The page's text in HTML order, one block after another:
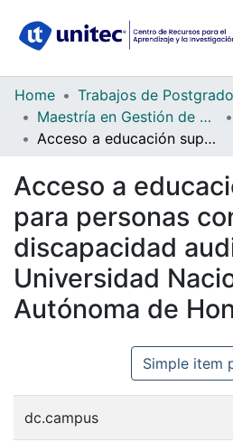
Communities
Collections
All of DSpace
Statistics
Home Trabajos de Postgrado
Maestría en Gestión de Marketing Estratégico y Digital
Acceso a educación superior para personas con discapacidad auditiva en la Universidad Nacional Autónoma de Honduras
Acceso a
para personas
discapacidad
Universidad
Autónoma de
Simple item
dc.campus